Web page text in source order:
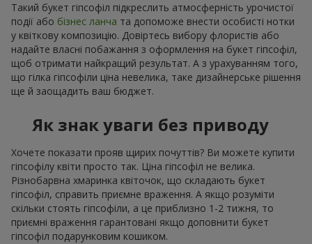
Такий букет гіпсофіл підкреслить атмосферність урочистої
події або бізнес ланча та допоможе внести особисті нотки
у квіткову композицію. Довіртесь вибору флористів або
надайте власні побажання з оформлення на букет гіпсофіл,
щоб отримати найкращий результат. А з урахуванням того,
що гілка гіпсофіли ціна невелика, таке дизайнерське рішення
ще й заощадить ваш бюджет.
Як знак уваги без приводу
Хочете показати прояв щирих почуттів? Ви можете купити
гіпсофілу квіти просто так. Ціна гіпсофіл не велика.
Різнобарвна хмаринка квіточок, що складають букет
гіпсофіл, справить приємне враження. А якщо розуміти
скільки стоять гіпсофіли, а це приблизно 1-2 тижня, то
приємні враження гарантовані якщо доповнити букет
гіпсофіл подарунковим кошиком.